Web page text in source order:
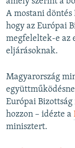
A mostani döntés
hogy az Európai
megfeleltek-e az
eljárásoknak.
Magyarország
Európai
hozzon – idézte a
minisztert.